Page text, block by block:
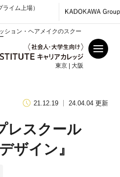
イム上場）
ション・ヘアメイクのスクー
東京 | 大阪
21.12.19 24.04.04 更新
レスクール
ザイン』